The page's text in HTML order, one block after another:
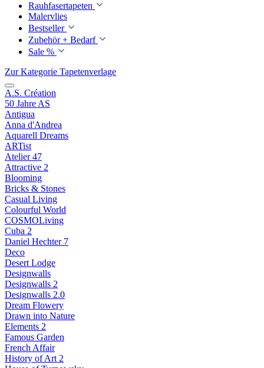
Rauhfasertapeten
Malervlies
Bestseller
Zubehör + Bedarf
Sale %
Zur Kategorie Tapetenverlage
A.S. Création
50 Jahre AS
Antigua
Anna d'Andrea
Aquarell Dreams
ARTist
Atelier 47
Attractive 2
Blooming
Bricks & Stones
Casual Living
Colourful World
COSMOLiving
Cuba 2
Daniel Hechter 7
Deco
Desert Lodge
Designwalls
Designwalls 2
Designwalls 2.0
Dream Flowery
Drawn into Nature
Elements 2
Famous Garden
French Affair
History of Art 2